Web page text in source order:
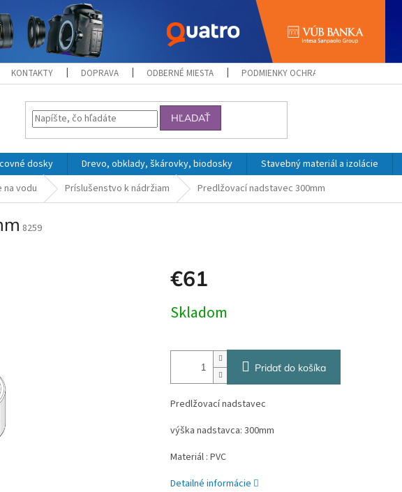
KONTAKTY DOPRAVA ODBERNÉ MIESTA PODMIENKY OCHRANY OSOBNÝCH ÚDAJOV
HĽADAŤ
dosky Drevo, obklady, škárovky, biodosky Stavebný materiál a izolácie
na vodu Príslušenstvo k nádržiam Predlžovací nadstavec 300mm
8259
€61
cena:
Skladom
Pridať do košíka
Predlžovací nadstavec
výška nadstavca: 300mm
Materiál : PVC
Detailné informácie